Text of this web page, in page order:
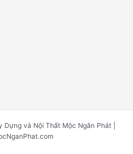
và Nội Thất Mộc Ngân Phát |